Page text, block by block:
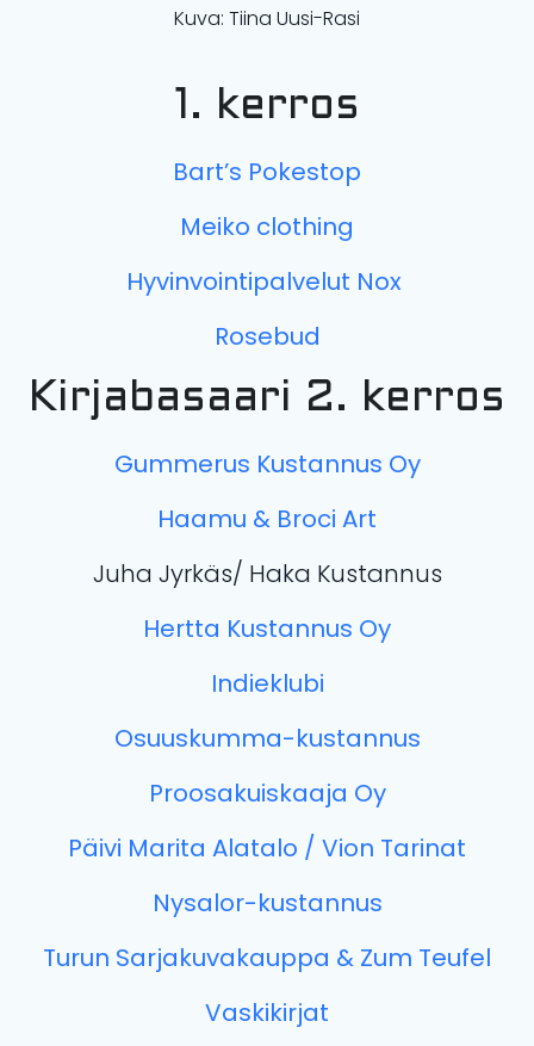
Kuva: Tiina Uusi-Rasi
1. kerros
Bart’s Pokestop
Meiko clothing
Hyvinvointipalvelut Nox
Rosebud
Kirjabasaari 2. kerros
Gummerus Kustannus Oy
Haamu & Broci Art
Juha Jyrkäs/ Haka Kustannus
Hertta Kustannus Oy
Indieklubi
Osuuskumma-kustannus
Proosakuiskaaja Oy
Päivi Marita Alatalo / Vion Tarinat
Nysalor-kustannus
Turun Sarjakuvakauppa & Zum Teufel
Vaskikirjat